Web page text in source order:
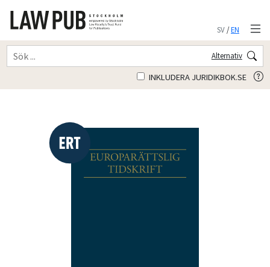
SV/EN
Alternativ
INKLUDERA JURIDIKBOK.SE